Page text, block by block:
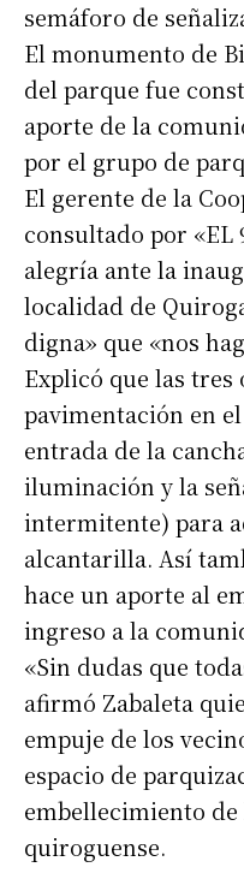
semáforo de
El monumento de
del parque fue
aporte de la
por el grupo de
El gerente de la
consultado por «EL
alegría ante la
localidad de
digna» que «nos
Explicó que las tres
pavimentación en
entrada de la
iluminación y la
intermitente) para
alcantarilla. Así
hace un aporte al
ingreso a la
«Sin dudas que
afirmó Zabaleta
empuje de los
espacio de
embellecimiento
quiroguense.